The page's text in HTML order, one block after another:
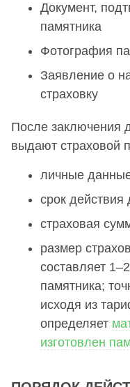
Документ,
памятника
Фотография
Заявление о
страховку
После заключения
выдают страховой
личные
срок действия
страховая
размер
составляет
памятника;
исходя из
определяет
изготовлен